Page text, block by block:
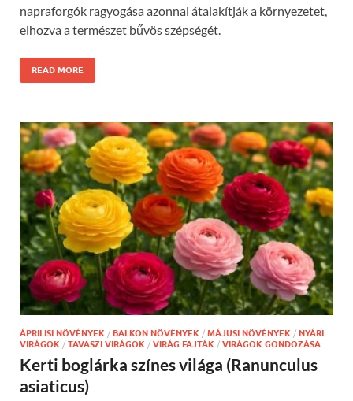
napraforgók ragyogása azonnal átalakítják a környezetet,
elhozva a természet bűvös szépségét.
READ MORE
ÁPRILISI NÖVÉNYEK / BALKON NÖVÉNYEK / MÁJUSI NÖVÉNYEK / NYÁRI
VIRÁGOK / TAVASZI VIRÁGOK / VIRÁG FAJTÁK / VIRÁGOK GONDOZÁSA
Kerti boglárka színes világa (Ranunculus
asiaticus)